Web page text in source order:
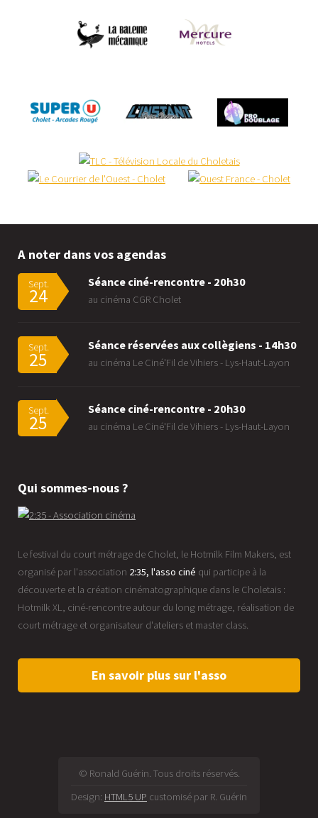
A noter dans vos agendas
Sept.
24
Séance ciné-rencontre - 20h30
au cinéma CGR Cholet
Sept.
25
Séance réservées aux collègiens - 14h30
au cinéma Le Ciné'Fil de Vihiers - Lys-Haut-Layon
Sept.
25
Séance ciné-rencontre - 20h30
au cinéma Le Ciné'Fil de Vihiers - Lys-Haut-Layon
Qui sommes-nous ?
Le festival du court métrage de Cholet, le Hotmilk Film Makers, est
organisé par l'association 2:35, l'asso ciné qui participe à la
découverte et la création cinématographique dans le Choletais :
Hotmilk XL, ciné-rencontre autour du long métrage, réalisation de
court métrage et organisateur d'ateliers et master class.
En savoir plus sur l'asso
© Ronald Guérin. Tous droits réservés.
Design: HTML5 UP customisé par R. Guérin